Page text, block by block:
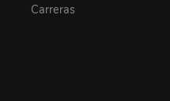
Carreras